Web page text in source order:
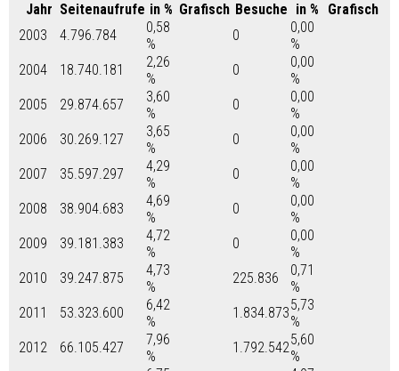
Jahr Seitenaufrufe in % Grafisch Besuche in %
Grafisch
2003
4.796.784
0,58
%
0
0,00
%
2004
18.740.181
2,26
%
0
0,00
%
2005
29.874.657
3,60
%
0
0,00
%
2006
30.269.127
3,65
%
0
0,00
%
2007
35.597.297
4,29
%
0
0,00
%
2008
38.904.683
4,69
%
0
0,00
%
2009
39.181.383
4,72
%
0
0,00
%
2010
39.247.875
4,73
%
225.836
0,71
%
2011
53.323.600
6,42
%
1.834.8735,73
%
2012
66.105.427
7,96
%
1.792.5425,60
%